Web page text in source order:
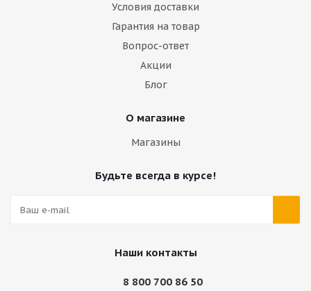
Условия доставки
Гарантия на товар
Вопрос-ответ
Акции
Блог
О магазине
Магазины
Будьте всегда в курсе!
Наши контакты
8 800 700 86 50